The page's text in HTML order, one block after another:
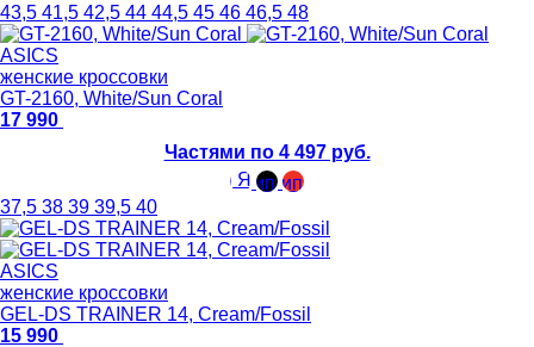
43,5 41,5 42,5 44 44,5 45 46 46,5 48
ASICS
женские кроссовки
GT-2160, White/Sun Coral
17 990
Частями по 4 497 руб.
37,5 38 39 39,5 40
ASICS
женские кроссовки
GEL-DS TRAINER 14, Cream/Fossil
15 990